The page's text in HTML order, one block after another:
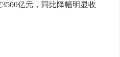
3500亿元，同比降幅明显收